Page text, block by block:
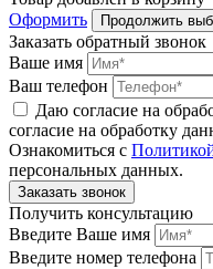
Оформить
Продолжить
Заказать обратный звонок
Ваше имя
Ваш телефон
Даю согласие на
согласие на обработку
Ознакомиться с
персональных данных.
Получить консультацию
Введите Ваше имя
Введите номер телефона